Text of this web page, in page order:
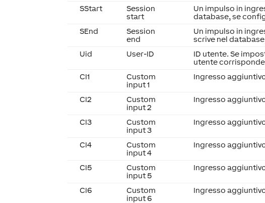
SStart
Session
start
Un impulso in
database, se
SEnd
Session
end
Un impulso in
scrive nel
Uid User-ID
ID utente. Se
utente
CI1
Custom
input 1
Ingresso
CI2
Custom
input 2
Ingresso
CI3
Custom
input 3
Ingresso
CI4
Custom
input 4
Ingresso
CI5
Custom
input 5
Ingresso
CI6
Custom
input 6
Ingresso